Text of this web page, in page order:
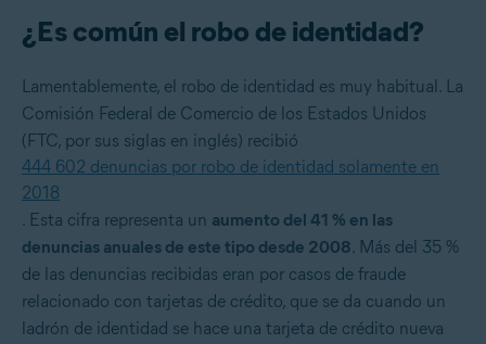
¿Es común el robo de identidad?
Lamentablemente, el robo de identidad es muy habitual. La
Comisión Federal de Comercio de los Estados Unidos
(FTC, por sus siglas en inglés) recibió
444 602 denuncias por robo de identidad solamente en
2018
. Esta cifra representa un aumento del 41 % en las
denuncias anuales de este tipo desde 2008. Más del 35 %
de las denuncias recibidas eran por casos de fraude
relacionado con tarjetas de crédito, que se da cuando un
ladrón de identidad se hace una tarjeta de crédito nueva